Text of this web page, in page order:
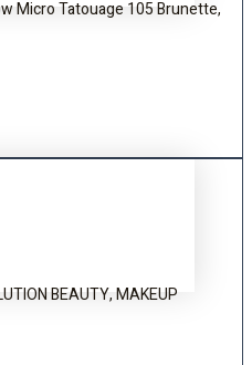
Micro Tatouage 105 Brunette,
BEAUTY, MAKEUP